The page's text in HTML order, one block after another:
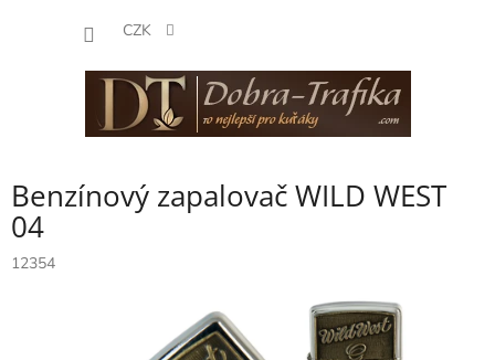
CZK
Benzínový zapalovač WILD WEST
04
12354